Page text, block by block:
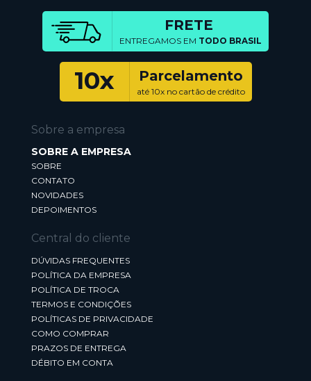
FRETE
ENTREGAMOS EM TODO BRASIL
10x Parcelamento
até 10x no cartão de crédito
Sobre a empresa
SOBRE A EMPRESA
SOBRE
CONTATO
NOVIDADES
DEPOIMENTOS
Central do cliente
DÚVIDAS FREQUENTES
POLÍTICA DA EMPRESA
POLÍTICA DE TROCA
TERMOS E CONDIÇÕES
POLÍTICAS DE PRIVACIDADE
COMO COMPRAR
PRAZOS DE ENTREGA
DÉBITO EM CONTA